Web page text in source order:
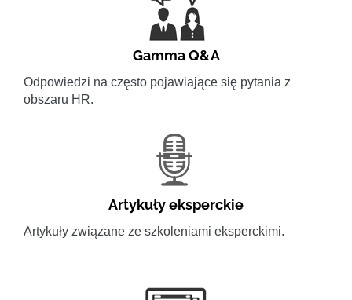
Gamma Q&A
Odpowiedzi na często pojawiające się pytania z
obszaru HR.
Artykuły eksperckie
Artykuły związane ze szkoleniami eksperckimi.